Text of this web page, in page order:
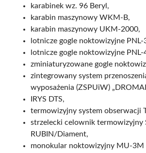
karabinek wz. 96 Beryl,
karabin maszynowy WKM-B,
karabin maszynowy UKM-2000,
lotnicze gogle noktowizyjne PNL-
lotnicze gogle noktowizyjne PNL-
zminiaturyzowane gogle
zintegrowany system
wyposażenia (ZSPUiW)
IRYS DTS,
termowizyjny system obserwacji
strzelecki celownik termowizyjny
RUBIN/Diament,
monokular noktowizyjny MU-3M